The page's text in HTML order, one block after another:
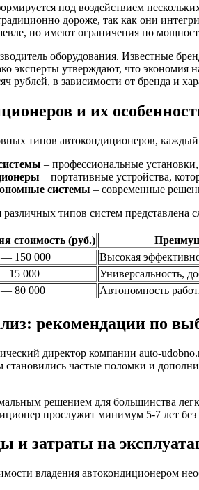
под воздействием
дороже, так как они
но имеют ограничения по
оборудования. Известные
эксперты утверждают, что экономия
рублей, в зависимости от бренда и
и их
типов автокондиционеров,
– профессиональные
– портативные устройства,
системы – современные
различных типов систем представлена
стоимость (руб.)
— 150 000 Высокая
15 000 Универсальность,
— 80 000 Автономность
рекомендации по
директор компании auto-
становились частые поломки и
решением для большинства
прослужит минимум 5-7 лет
и затраты на
владения автокондиционером